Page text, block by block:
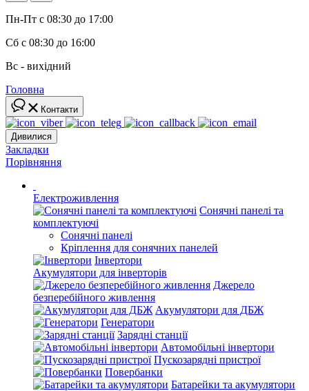
Пн-Пт с 08:30 до 17:00
Сб с 08:30 до 16:00
Вс - вихідний
Головна
Контакти
Дивилися
Закладки
Порівняння
Електроживлення
Сонячні панелі та
комплектуючі
Сонячні панелі
Кріплення для сонячних панелей
Інвертори
Акумулятори для інверторів
Джерело
безперебійного живлення
Акумулятори для ДБЖ
Генератори
Зарядні станції
Автомобільні інвертори
Пускозарядні пристрої
Повербанки
Батарейки та акумулятори